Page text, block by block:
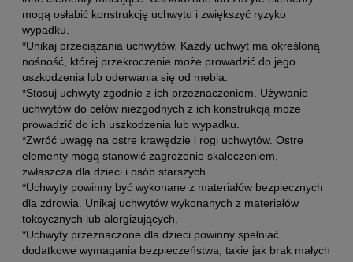
mogą osłabić konstrukcję uchwytu i zwiększyć ryzyko
wypadku.
*Unikaj przeciążania uchwytów. Każdy uchwyt ma określoną
nośność, której przekroczenie może prowadzić do jego
uszkodzenia lub oderwania się od mebla.
*Stosuj uchwyty zgodnie z ich przeznaczeniem. Używanie
uchwytów do celów niezgodnych z ich konstrukcją może
prowadzić do ich uszkodzenia lub wypadku.
*Zwróć uwagę na ostre krawędzie i rogi uchwytów. Ostre
elementy mogą stanowić zagrożenie skaleczeniem,
zwłaszcza dla dzieci i osób starszych.
*Uchwyty powinny być wykonane z materiałów bezpiecznych
dla zdrowia. Unikaj uchwytów wykonanych z materiałów
toksycznych lub alergizujących.
*Uchwyty przeznaczone dla dzieci powinny spełniać
dodatkowe wymagania bezpieczeństwa, takie jak brak małych